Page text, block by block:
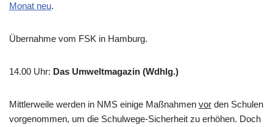
Monat neu.
Übernahme vom FSK in Hamburg.
14.00 Uhr: Das Umweltmagazin (Wdhlg.)
Mittlerweile werden in NMS einige Maßnahmen vor den Schulen
vorgenommen, um die Schulwege-Sicherheit zu erhöhen. Doch